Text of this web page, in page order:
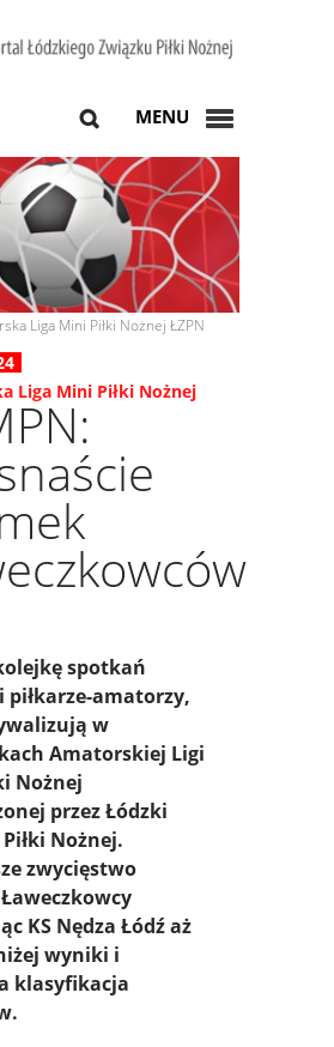
MENU
Liga Mini Piłki Nożnej ŁZPN
Liga Mini Piłki Nożnej
spotkań
piłkarze-amatorzy,
w
Amatorskiej Ligi
Nożnej
przez Łódzki
Nożnej.
zwycięstwo
KS Nędza Łódź aż
wyniki i
klasyfikacja